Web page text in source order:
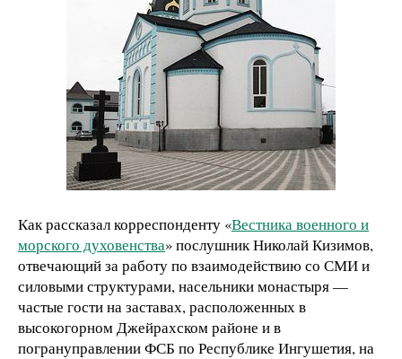
Как рассказал корреспонденту «Вестника военного и
морского духовенства» послушник Николай Кизимов,
отвечающий за работу по взаимодействию со СМИ и
силовыми структурами, насельники монастыря —
частые гости на заставах, расположенных в
высокогорном Джейрахском районе и в
погрануправлении ФСБ по Республике Ингушетия, на